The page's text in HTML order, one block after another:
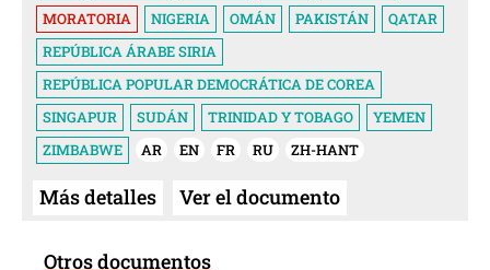
MORATORIA
NIGERIA OMÁN PAKISTÁN
QATAR
REPÚBLICA ÁRABE SIRIA
REPÚBLICA POPULAR DEMOCRÁTICA DE COREA
SINGAPUR
SUDÁN TRINIDAD Y TOBAGO
YEMEN
ZIMBABWE
AR EN FR RU ZH-HANT
Más detalles Ver el documento
Otros documentos